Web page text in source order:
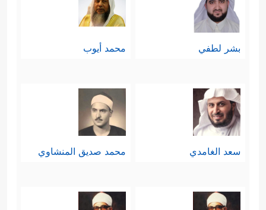
بشر لطفي محمد أيوب
سعد الغامدي محمد صديق المنشاوي